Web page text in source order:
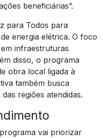
beneficiárias”.
para Todos para
energia elétrica. O foco
infraestruturas
disso, o programa
obra local ligada à
também busca
regiões atendidas.
vai priorizar